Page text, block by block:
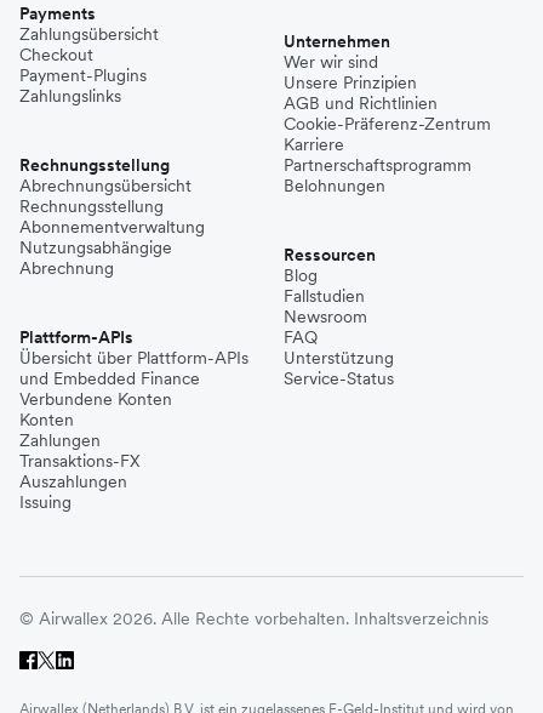
Payments
Zahlungsübersicht
Checkout
Payment-Plugins
Zahlungslinks
Rechnungsstellung
Abrechnungsübersicht
Rechnungsstellung
Abonnementverwaltung
Nutzungsabhängige
Abrechnung
Plattform-APIs
Übersicht über Plattform-APIs
und Embedded Finance
Verbundene Konten
Konten
Zahlungen
Transaktions-FX
Auszahlungen
Issuing
Unternehmen
Wer wir sind
Unsere Prinzipien
AGB und Richtlinien
Cookie-Präferenz-Zentrum
Karriere
Partnerschaftsprogramm
Belohnungen
Ressourcen
Blog
Fallstudien
Newsroom
FAQ
Unterstützung
Service-Status
© Airwallex 2026. Alle Rechte vorbehalten. Inhaltsverzeichnis
Airwallex (Netherlands) B.V. ist ein zugelassenes E-Geld-Institut und wird von